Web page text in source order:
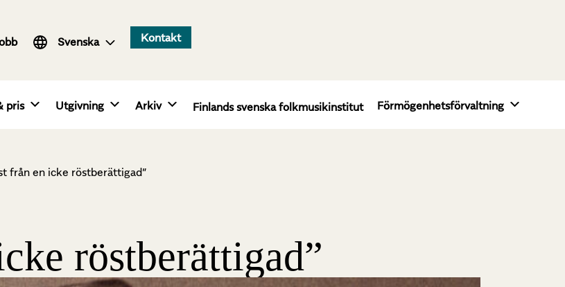
Svenska
English Kontakt
pris Utgivning Arkiv Finlands svenska folkmusikinstitut Förmögenhetsförvaltning
från en icke röstberättigad”
röstberättigad”